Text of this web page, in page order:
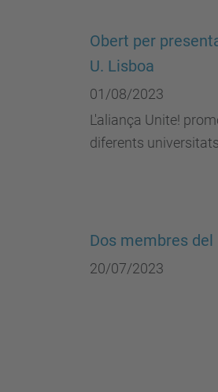
Obert per
U. Lisboa
01/08/2023
L'aliança Unite!
diferents universitats.
Dos membres
20/07/2023